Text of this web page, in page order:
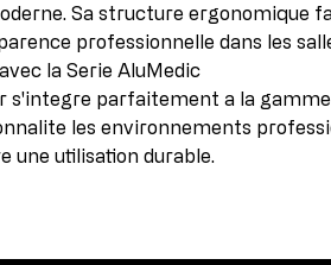
Sa structure ergonomique
professionnelle dans les
la Serie AluMedic
s'integre parfaitement a la
les environnements
une utilisation durable.